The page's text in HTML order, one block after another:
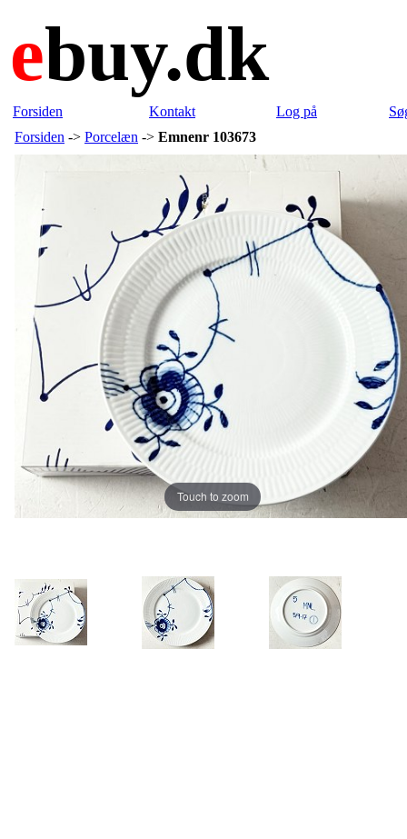
ebuy.dk
Forsiden Kontakt Log på
Forsiden -> Porcelæn -> Emnenr 103673
Touch to zoom